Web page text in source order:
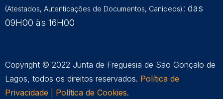
(Atestados, Autenticações de Documentos, Canídeos) : das
09H00 às 16H00
Copyright © 2022 Junta de Freguesia de São Gonçalo de
Lagos, todos os direitos reservados. Política de
Privacidade
Política de Cookies.